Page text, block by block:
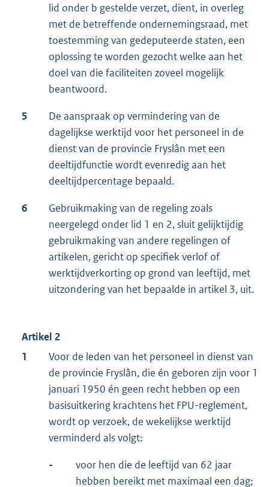
lid onder b gestelde verzet, dient, in overleg
met de betreffende ondernemingsraad, met
toestemming van gedeputeerde staten, een
oplossing te worden gezocht welke aan het
doel van die faciliteiten zoveel mogelijk
beantwoord.
5
De aanspraak op vermindering van de
dagelijkse werktijd voor het personeel in de
dienst van de provincie Fryslân met een
deeltijdfunctie wordt evenredig aan het
deeltijdpercentage bepaald.
6
Gebruikmaking van de regeling zoals
neergelegd onder lid 1 en 2, sluit gelijktijdig
gebruikmaking van andere regelingen of
artikelen, gericht op specifiek verlof of
werktijdverkorting op grond van leeftijd, met
uitzondering van het bepaalde in artikel 3, uit.
Artikel 2
1
Voor de leden van het personeel in dienst van
de provincie Fryslân, die én geboren zijn voor 1
januari 1950 én geen recht hebben op een
basisuitkering krachtens het FPU-reglement,
wordt op verzoek, de wekelijkse werktijd
verminderd als volgt:
-
voor hen die de leeftijd van 62 jaar
hebben bereikt met maximaal een dag;